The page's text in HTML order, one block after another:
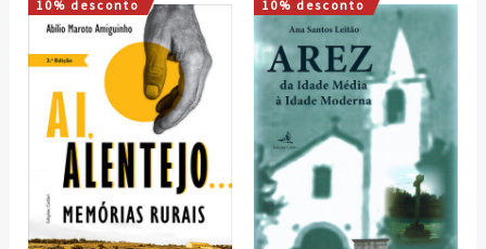
10% desconto
O
preço
original
era:
16,00 €.
O
preço
atual
é:
14,40 €.
10% desconto
O
preço
original
era:
15,00 €.
O
preço
atual
é:
13,50 €.